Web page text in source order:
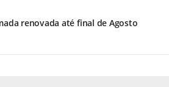
renovada até final de Agosto